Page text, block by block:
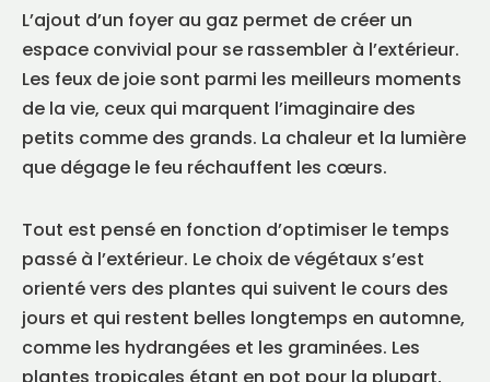
L’ajout d’un foyer au gaz permet de créer un
espace convivial pour se rassembler à l’extérieur.
Les feux de joie sont parmi les meilleurs moments
de la vie, ceux qui marquent l’imaginaire des
petits comme des grands. La chaleur et la lumière
que dégage le feu réchauffent les cœurs.
Tout est pensé en fonction d’optimiser le temps
passé à l’extérieur. Le choix de végétaux s’est
orienté vers des plantes qui suivent le cours des
jours et qui restent belles longtemps en automne,
comme les hydrangées et les graminées. Les